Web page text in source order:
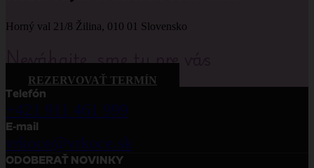
Horný val 21/8 Žilina, 010 01 Slovensko
Neváhajte, sme tu pre vás
REZERVOVAŤ TERMÍN
Telefón
+421 911 461 999
E-mail
vrkoce@vrkoce.sk
ODOBERAŤ NOVINKY